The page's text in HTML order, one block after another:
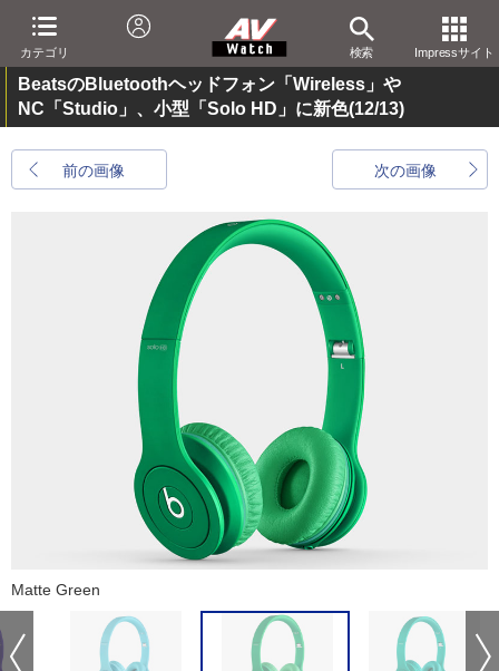
カテゴリ 検索 Impressサイト
BeatsのBluetoothヘッドフォン「Wireless」や
NC「Studio」、小型「Solo HD」に新色(12/13)
前の画像 次の画像
Matte Green